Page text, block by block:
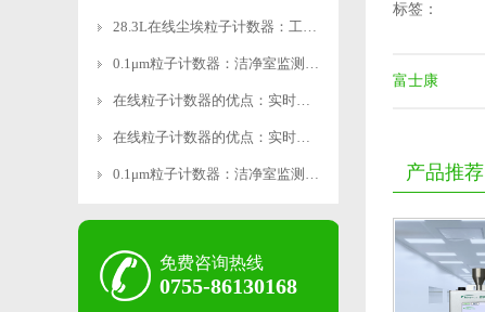
28.3L在线尘埃粒子计数器：工业级精准监测，智能操作
0.1μm粒子计数器：洁净室监测的精密利器
在线粒子计数器的优点：实时监测，精准高效
在线粒子计数器的优点：实时监测，精准高效
0.1μm粒子计数器：洁净室监测的精密利器
免费咨询热线
0755-86130168
标签：
富士康
产品推荐